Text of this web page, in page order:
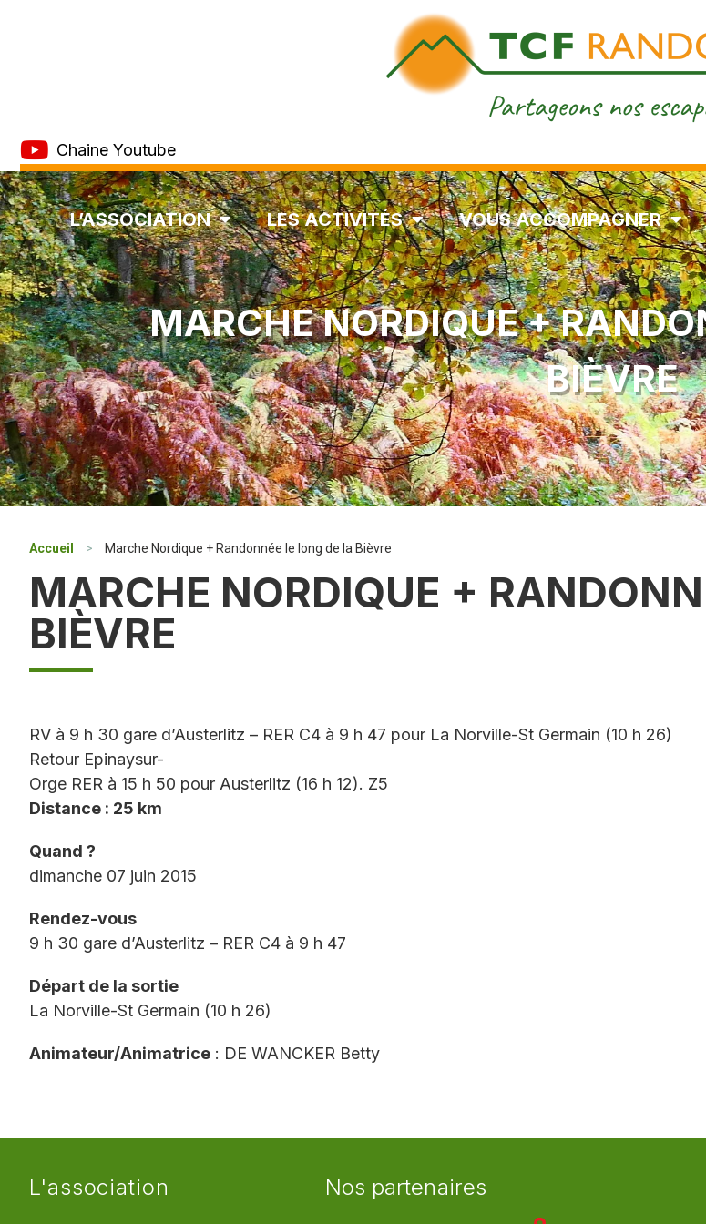
Chaine Youtube
L’ASSOCIATION LES ACTIVITÉS VOUS ACCOMPAGNER
MARCHE NORDIQUE +
BIÈVRE
Accueil > Marche Nordique + Randonnée le long de la Bièvre
MARCHE NORDIQUE +
BIÈVRE
RV à 9 h 30 gare d’Austerlitz – RER C4 à 9 h 47 pour La Norville-St Germain (10 h 26)
Retour Epinaysur-
Orge RER à 15 h 50 pour Austerlitz (16 h 12). Z5
Distance : 25 km
Quand ?
dimanche 07 juin 2015
Rendez-vous
9 h 30 gare d’Austerlitz – RER C4 à 9 h 47
Départ de la sortie
La Norville-St Germain (10 h 26)
Animateur/Animatrice : DE WANCKER Betty
L'association Nos partenaires